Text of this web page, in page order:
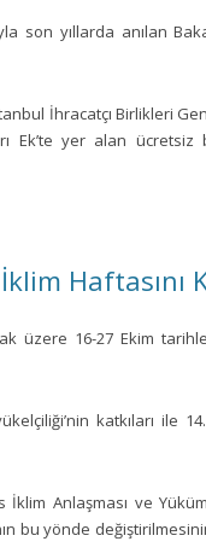
son yıllarda anılan
İhracatçı Birlikleri
Ek’te yer alan ücretsiz
Haftasını
üzere 16-27 Ekim
katkıları ile
Anlaşması ve
bu yönde